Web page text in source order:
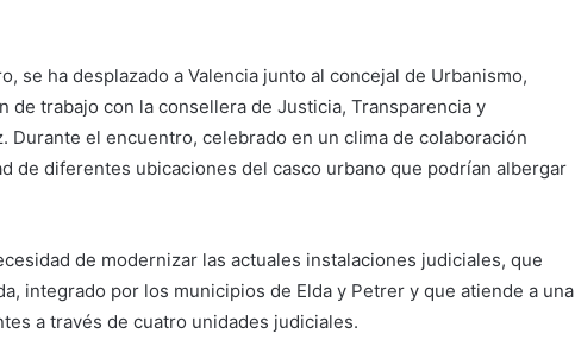
se ha desplazado a Valencia junto al concejal de Urbanismo,
de trabajo con la consellera de Justicia, Transparencia y
Durante el encuentro, celebrado en un clima de colaboración
de diferentes ubicaciones del casco urbano que podrían albergar
de modernizar las actuales instalaciones judiciales, que
integrado por los municipios de Elda y Petrer y que atiende a una
a través de cuatro unidades judiciales.